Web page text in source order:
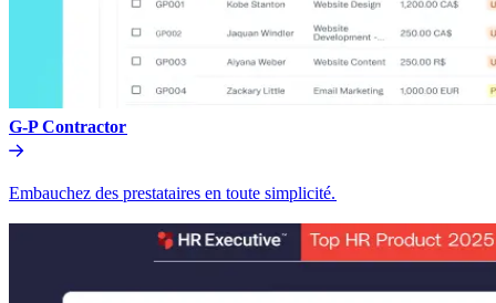
G-P Contractor​​
Embauchez des prestataires en toute simplicité.​​